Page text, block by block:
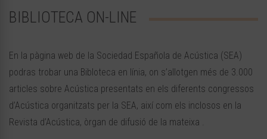
BIBLIOTECA ON-LINE
En la pàgina web de la Sociedad Española de Acústica (SEA)
podras trobar una Bibloteca en línia, on s’allotgen més de 3.000
articles sobre Acústica presentats en els diferents congressos
d’Acústica organitzats per la SEA, així com els inclosos en la
Revista d’Acústica, òrgan de difusió de la mateixa .